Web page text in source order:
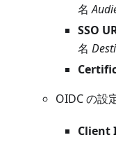
名
SSO
名
OIDC の設
Client